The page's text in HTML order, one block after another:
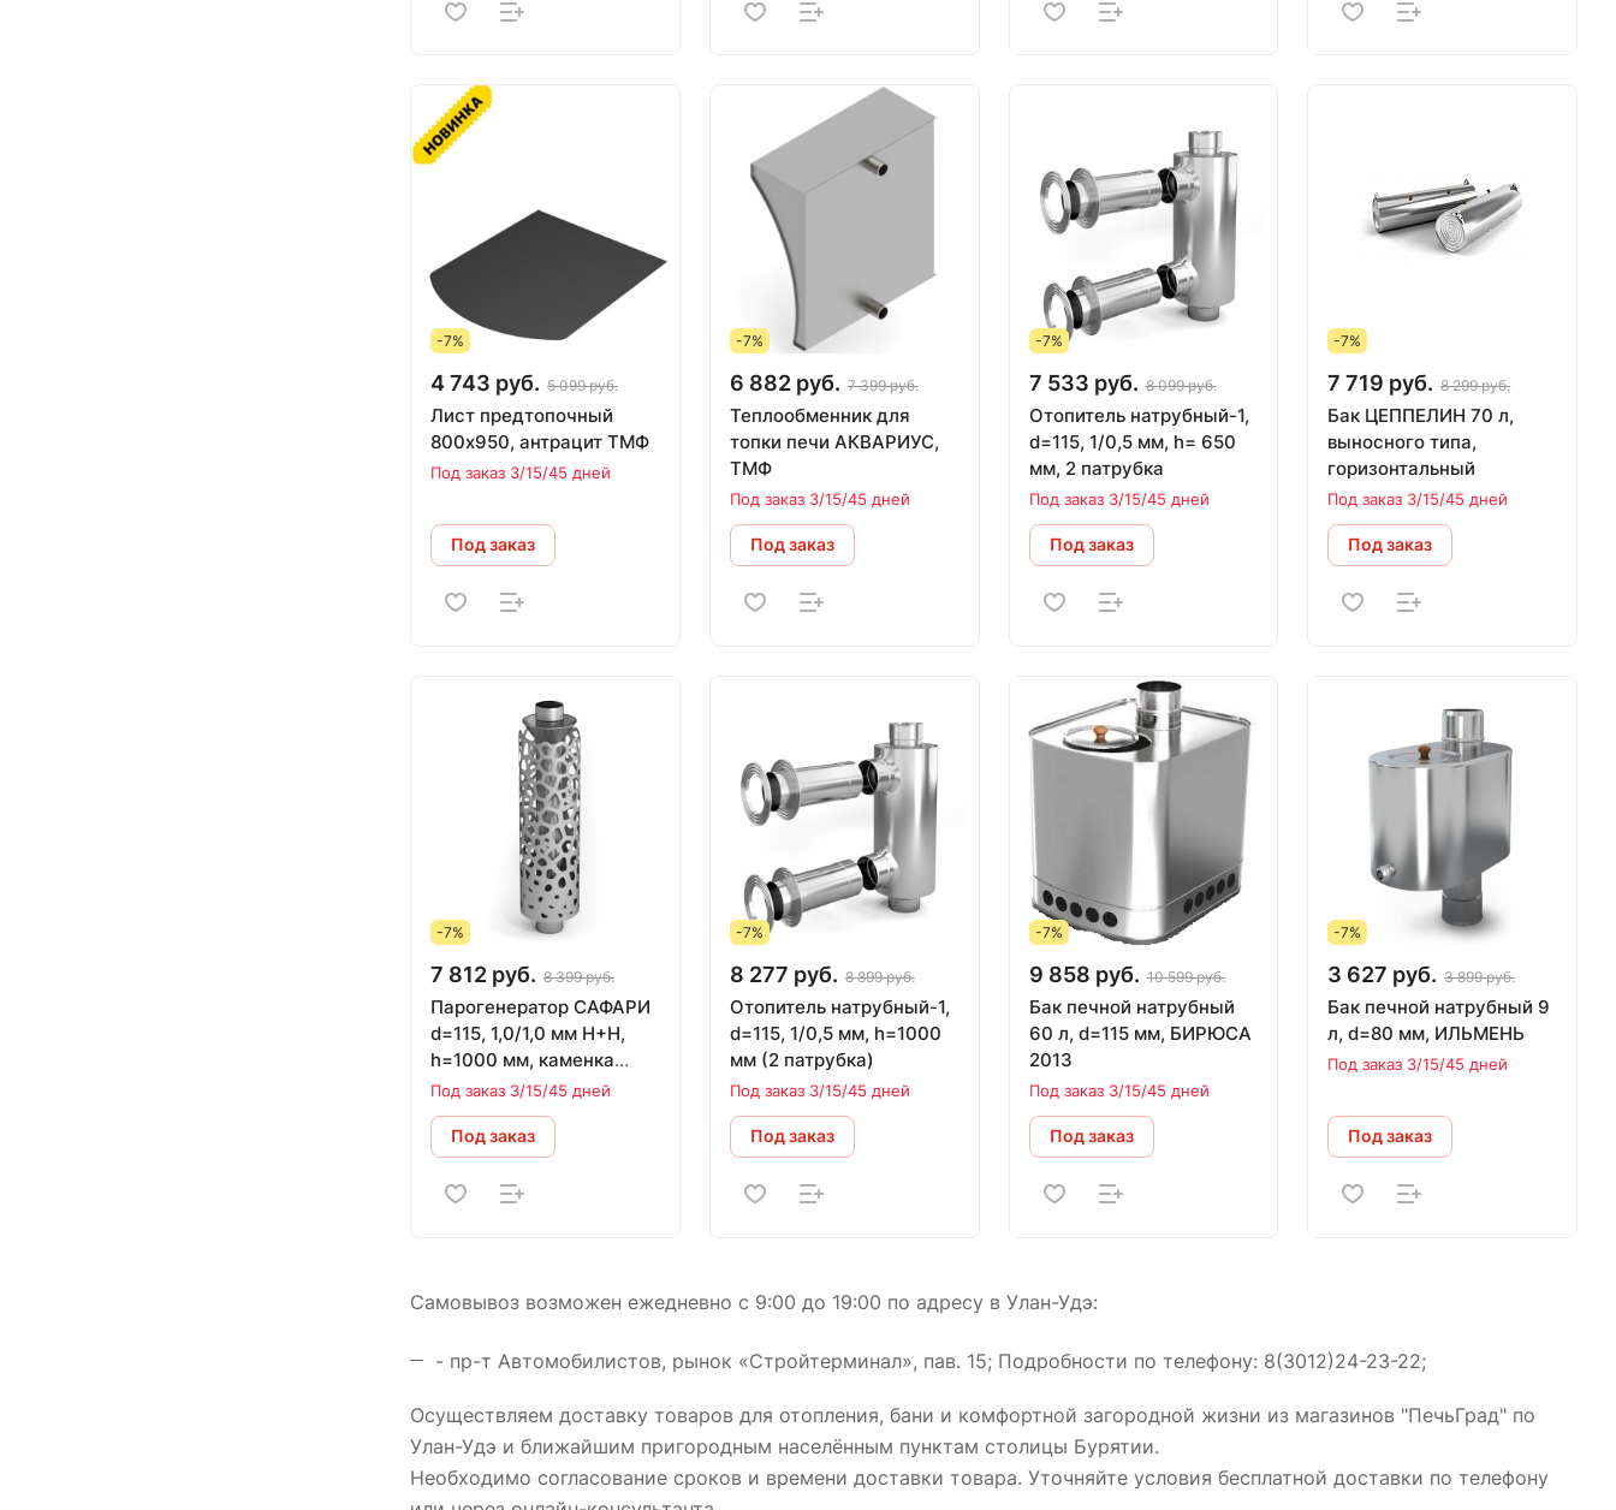
-7%
4 743 руб. 5 099 руб.
Лист предтопочный
800х950, антрацит ТМФ
Под заказ 3/15/45 дней
Под заказ
-7%
6 882 руб. 7 399 руб.
Теплообменник для
топки печи АКВАРИУС,
ТМФ
Под заказ 3/15/45 дней
Под заказ
-7%
7 533 руб. 8 099 руб.
Отопитель натрубный-1,
d=115, 1/0,5 мм, h= 650
мм, 2 патрубка
Под заказ 3/15/45 дней
Под заказ
-7%
7 719 руб. 8 299 руб.
Бак ЦЕППЕЛИН 70 л,
выносного типа,
горизонтальный
Под заказ 3/15/45 дней
Под заказ
-7%
7 812 руб. 8 399 руб.
Парогенератор САФАРИ
d=115, 1,0/1,0 мм Н+Н,
h=1000 мм, каменка
натрубная
Под заказ 3/15/45 дней
Под заказ
-7%
8 277 руб. 8 899 руб.
Отопитель натрубный-1,
d=115, 1/0,5 мм, h=1000
мм (2 патрубка)
Под заказ 3/15/45 дней
Под заказ
-7%
9 858 руб. 10 599 руб.
Бак печной натрубный
60 л, d=115 мм, БИРЮСА
2013
Под заказ 3/15/45 дней
Под заказ
-7%
3 627 руб. 3 899 руб.
Бак печной натрубный 9
л, d=80 мм, ИЛЬМЕНЬ
Под заказ 3/15/45 дней
Под заказ
Самовывоз возможен ежедневно с 9:00 до 19:00 по адресу в Улан-Удэ:
- пр-т Автомобилистов, рынок «Стройтерминал», пав. 15; Подробности по телефону: 8(3012)24-23-22;
Осуществляем доставку товаров для отопления, бани и комфортной загородной жизни из магазинов "ПечьГрад" по
Улан-Удэ и ближайшим пригородным населённым пунктам столицы Бурятии.
Необходимо согласование сроков и времени доставки товара. Уточняйте условия бесплатной доставки по телефону